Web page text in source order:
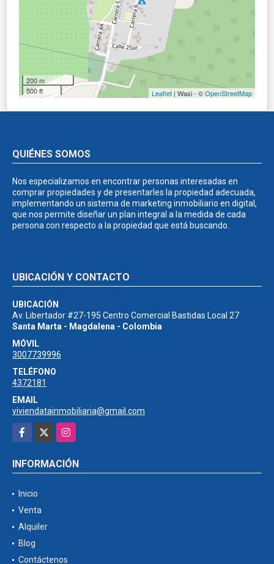
200 m
500 ft
Leaflet | Wasi - ©OpenStreetMap
QUIÉNES SOMOS
Nos especializamos en encontrar personas interesadas en
comprar propiedades y de presentarles la propiedad adecuada,
implementando un sistema de marketing inmobiliario en digital,
que nos permite diseñar un plan integral a la medida de cada
persona con respecto a la propiedad que está buscando.
UBICACIÓN Y CONTACTO
UBICACIÓN
Av. Libertador #27-195 Centro Comercial Bastidas Local 27
Santa Marta - Magdalena - Colombia
MÓVIL
3007739996
TELÉFONO
4372181
EMAIL
viviendatainmobiliaria@gmail.com
Facebook
Instagram
INFORMACIÓN
Inicio
Venta
Alquiler
Blog
Contáctenos